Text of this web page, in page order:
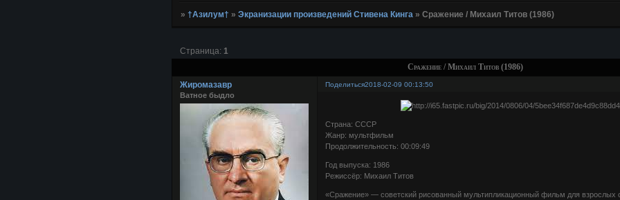
» †Азилум† » Экранизации произведений Стивена Кинга » Сражение / Михаил Титов (1986)
Сражение / Михаил Титов (1986)
Страница: 1
Поделиться2018-02-09 00:13:50
Жиромазавр
Ватное быдло
Страна: СССР
Жанр: мультфильм
Продолжительность: 00:09:49
Год выпуска: 1986
Режиссёр: Михаил Титов
«Сражение» — советский рисованный мультипликационный фильм для взрослых